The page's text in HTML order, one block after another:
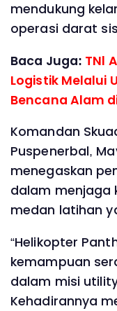
mendukung
operasi darat
Baca Juga: TNl
Logistik Melalui
Bencana Alam
Komandan
Puspenerbal,
menegaskan
dalam menjaga
medan latihan
“Helikopter
kemampuan
dalam misi
Kehadirannya